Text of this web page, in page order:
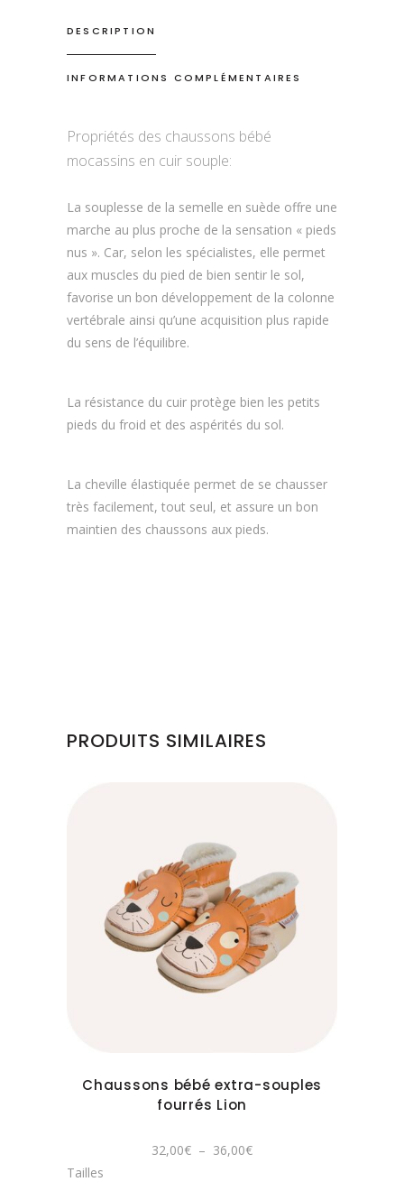
DESCRIPTION
INFORMATIONS COMPLÉMENTAIRES
Propriétés des chaussons bébé
mocassins en cuir souple:
La souplesse de la semelle en suède offre une
marche au plus proche de la sensation « pieds
nus ». Car, selon les spécialistes, elle permet
aux muscles du pied de bien sentir le sol,
favorise un bon développement de la colonne
vertébrale ainsi qu’une acquisition plus rapide
du sens de l’équilibre.
La résistance du cuir protège bien les petits
pieds du froid et des aspérités du sol.
La cheville élastiquée permet de se chausser
très facilement, tout seul, et assure un bon
maintien des chaussons aux pieds.
PRODUITS SIMILAIRES
Ce
produit
a
plusieurs
être
choisies
la
Chaussons bébé extra-souples
fourrés Lion
32,00€ – 36,00€Plage
Tailles